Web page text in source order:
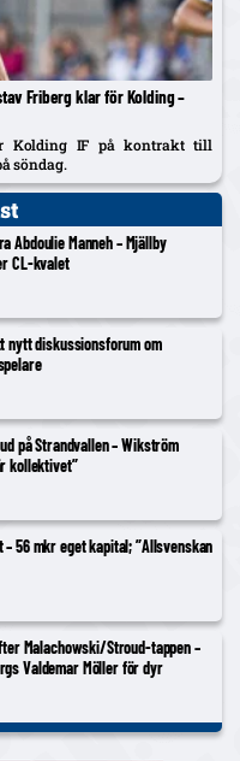
Friberg klar för Kolding –
Kolding IF på kontrakt till
söndag.
Abdoulie Manneh – Mjällby
CL-kvalet
nytt diskussionsforum om
på Strandvallen – Wikström
kollektivet”
56 mkr eget kapital; ”Allsvenskan
Malachowski/Stroud-tappen –
Valdemar Möller för dyr